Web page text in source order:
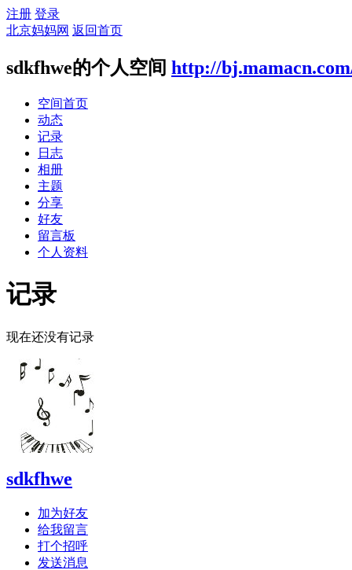
注册 登录
北京妈妈网 返回首页
sdkfhwe的个人空间 http://
空间首页
动态
记录
日志
相册
主题
分享
好友
留言板
个人资料
记录
现在还没有记录
sdkfhwe
加为好友
给我留言
打个招呼
发送消息